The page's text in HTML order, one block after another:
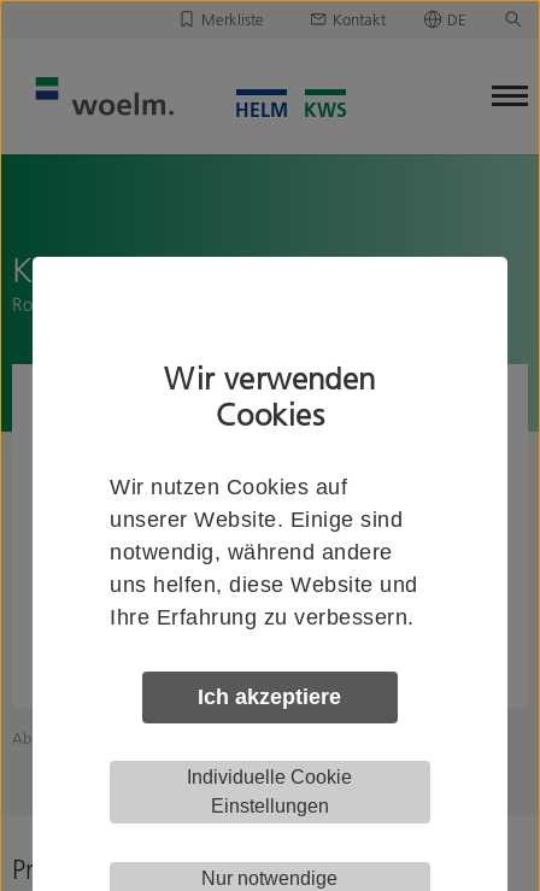
Wir verwenden
Cookies
Wir nutzen Cookies auf
unserer Website. Einige sind
notwendig, während andere
uns helfen, diese Website und
Ihre Erfahrung zu verbessern.
Ich akzeptiere
Individuelle Cookie
Einstellungen
Nur notwendige
Merkliste Kontakt DE
KWS 7251..
Rohrbogen, 90 Grad, doppelt
Abbildung zeigt KWS 7252.82 (Ausrichtung rechts)
Produkt konfigurieren